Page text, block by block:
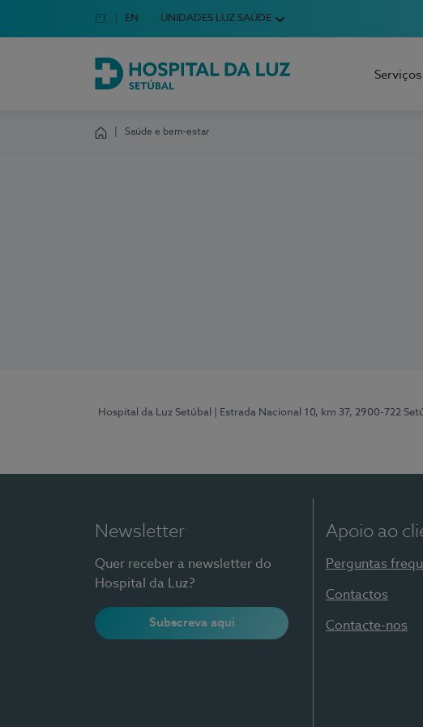
Escolha o seu idioma
Idioma em Português
PT English Language
EN UNIDADES LUZ SAÚDE
Hospital da Luz Setúbal
Saúde e bem-estar
Hospital da Luz Setúbal | Estrada Nacional 10, km 37, 2900-722
Newsletter
Quer receber a newsletter do
Hospital da Luz?
Subscreva aqui
Apoio ao
Perguntas
Contactos
Contacte-nos